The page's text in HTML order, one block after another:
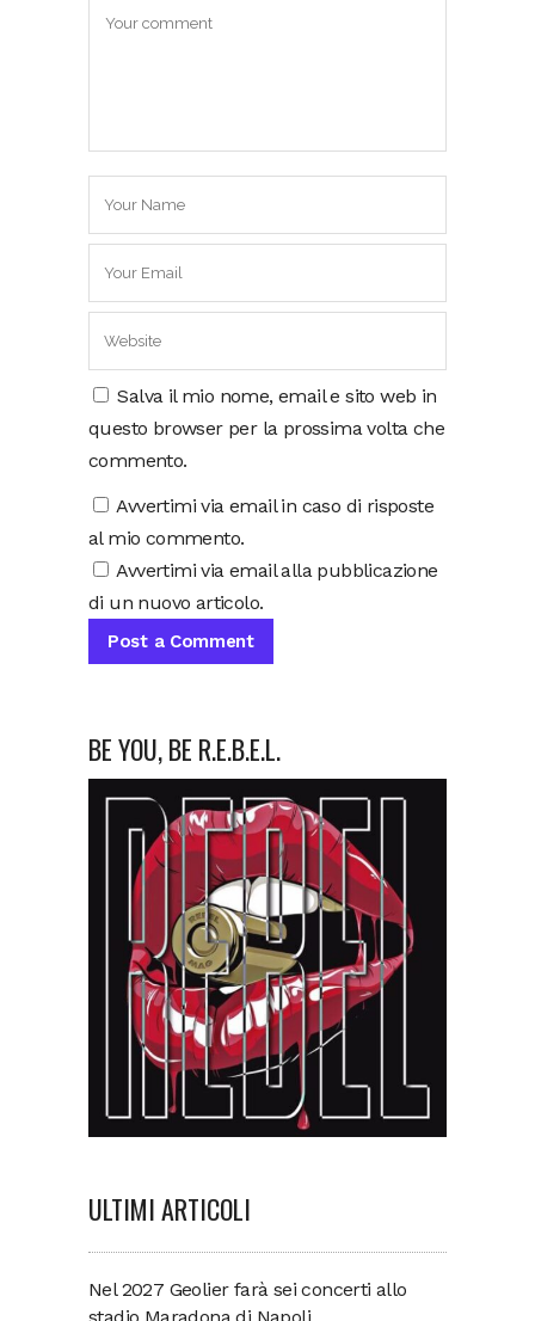
Salva il mio nome, email e sito web in
questo browser per la prossima volta che
commento.
Avvertimi via email in caso di risposte
al mio commento.
Avvertimi via email alla pubblicazione
di un nuovo articolo.
BE YOU, BE R.E.B.E.L.
ULTIMI ARTICOLI
Nel 2027 Geolier farà sei concerti allo